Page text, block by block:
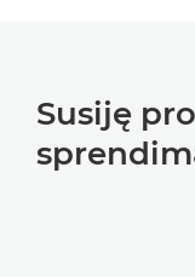
Susiję